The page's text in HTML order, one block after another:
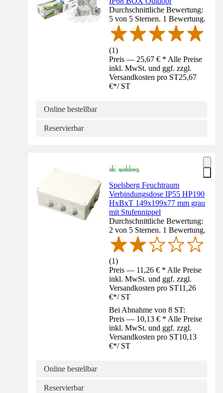
Durchschnittliche Bewertung:
5 von 5 Sternen. 1 Bewertung.
(1)
Preis — 25,67 € * Alle Preise
inkl. MwSt. und ggf. zzgl.
Versandkosten pro ST25,67
€*/ ST
Online bestellbar
Reservierbar
Spelsberg Feuchtraum
Verbindungsdose IP55 HP190
HxBxT 149x199x77 mm grau
mit Stufennippel
Durchschnittliche Bewertung:
2 von 5 Sternen. 1 Bewertung.
(1)
Preis — 11,26 € * Alle Preise
inkl. MwSt. und ggf. zzgl.
Versandkosten pro ST11,26
€*/ ST
Bei Abnahme von 8 ST:
Preis — 10,13 € * Alle Preise
inkl. MwSt. und ggf. zzgl.
Versandkosten pro ST10,13
€*/ ST
Online bestellbar
Reservierbar